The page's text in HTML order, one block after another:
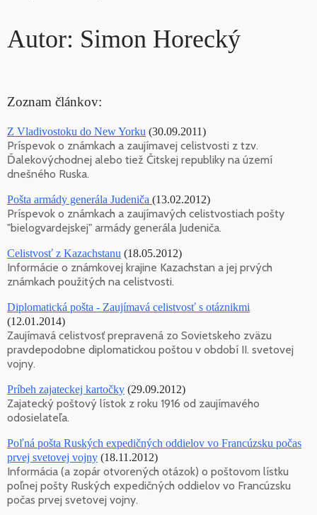
Autor: Simon Horecký
Zoznam článkov:
Z Vladivostoku do New Yorku (30.09.2011)
Príspevok o známkach a zaujímavej celistvosti z tzv.
Ďalekovýchodnej alebo tiež Čitskej republiky na území
dnešného Ruska.
Pošta armády generála Judeniča (13.02.2012)
Príspevok o známkach a zaujímavých celistvostiach pošty
"bielogvardejskej" armády generála Judeniča.
Celistvosť z Kazachstanu (18.05.2012)
Informácie o známkovej krajine Kazachstan a jej prvých
známkach použitých na celistvosti.
Diplomatická pošta - Zaujímavá celistvosť s otáznikmi
(12.01.2014)
Zaujímavá celistvosť prepravená zo Sovietskeho zväzu
pravdepodobne diplomatickou poštou v období II. svetovej
vojny.
Príbeh zajateckej kartočky (29.09.2012)
Zajatecký poštový lístok z roku 1916 od zaujímavého
odosielateľa.
Poľná pošta Ruských expedičných oddielov vo Francúzsku počas
prvej svetovej vojny (18.11.2012)
Informácia (a zopár otvorených otázok) o poštovom lístku
poľnej pošty Ruských expedičných oddielov vo Francúzsku
počas prvej svetovej vojny.